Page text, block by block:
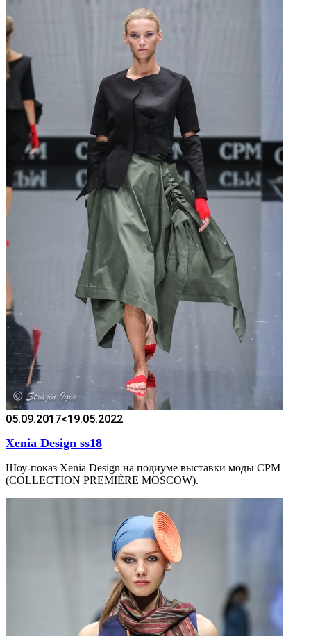
05.09.2017<19.05.2022
Xenia Design ss18
Шоу-показ Xenia Design на подиуме выставки моды CPM
(COLLECTION PREMIÈRE MOSCOW).